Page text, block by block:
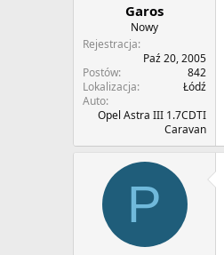
Garos
Nowy
Rejestracja
Paź 20, 2005
Postów
842
Lokalizacja
Łódź
Auto
Opel Astra III 1.7CDTI
Caravan
P